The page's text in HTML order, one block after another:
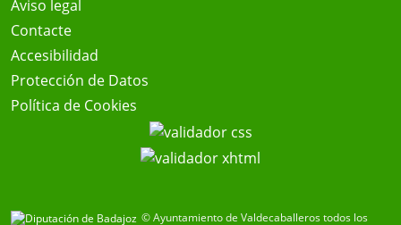
Aviso legal
Contacte
Accesibilidad
Protección de Datos
Política de Cookies
© Ayuntamiento de Valdecaballeros todos los